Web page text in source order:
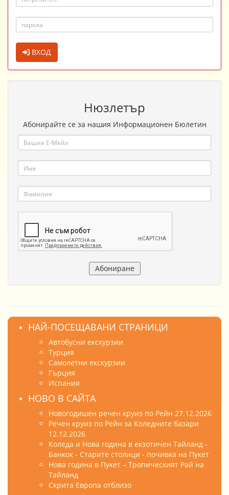
ВХОД
Нюзлетър
Абонирайте се за нашия Информационен Бюлетин
НАЙ-ПОСЕЩАВАНИ СТРАНИЦИ
Автобусни екскурзии
Турция
Самолетни екскурзии
Гърция
Испания
НОВО В САЙТА
Новогодишен речен круиз по Рейн 27.12.2026
Речен круиз по Рейн за Коледните базари
12.12.2026
Коледа и Нова година в екзотичен Тайланд -
Банкок - Старите столици - почивка на Пукет
Нова година в Пукет – Тропическият Рай на
Тайланд
Скрита Европа отблизо